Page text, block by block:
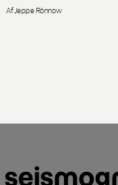
Af Jeppe Rönnow